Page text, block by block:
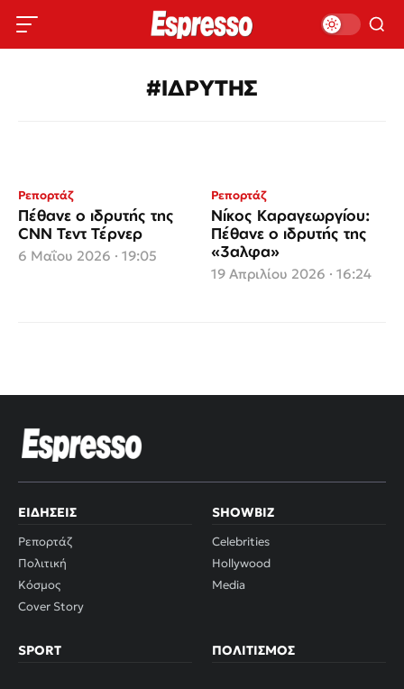
#ΙΔΡΥΤΗΣ
Ρεπορτάζ
Πέθανε ο ιδρυτής της
CNN Τεντ Τέρνερ
6 Μαΐου 2026 · 19:05
Ρεπορτάζ
Νίκος Καραγεωργίου:
Πέθανε ο ιδρυτής της
«3αλφα»
19 Απριλίου 2026 · 16:24
ΕΙΔΉΣΕΙΣ
Ρεπορτάζ
Πολιτική
Κόσμος
Cover Story
SHOWBIZ
Celebrities
Hollywood
Media
SPORT ΠΟΛΙΤΙΣΜΌΣ